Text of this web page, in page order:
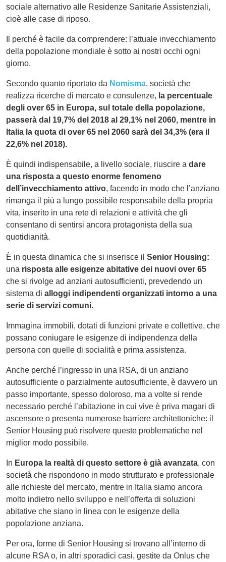
sociale alternativo alle Residenze Sanitarie Assistenziali,
cioè alle case di riposo.
Il perché è facile da comprendere: l’attuale invecchiamento
della popolazione mondiale è sotto ai nostri occhi ogni
giorno.
Secondo quanto riportato da Nomisma, società che
realizza ricerche di mercato e consulenze, la percentuale
degli over 65 in Europa, sul totale della popolazione,
passerà dal 19,7% del 2018 al 29,1% nel 2060, mentre in
Italia la quota di over 65 nel 2060 sarà del 34,3% (era il
22,6% nel 2018).
È quindi indispensabile, a livello sociale, riuscire a dare
una risposta a questo enorme fenomeno
dell’invecchiamento attivo, facendo in modo che l’anziano
rimanga il più a lungo possibile responsabile della propria
vita, inserito in una rete di relazioni e attività che gli
consentano di sentirsi ancora protagonista della sua
quotidianità.
È in questa dinamica che si inserisce il Senior Housing:
una risposta alle esigenze abitative dei nuovi over 65
che si rivolge ad anziani autosufficienti, prevedendo un
sistema di alloggi indipendenti organizzati intorno a una
serie di servizi comuni.
Immagina immobili, dotati di funzioni private e collettive, che
possano coniugare le esigenze di indipendenza della
persona con quelle di socialità e prima assistenza.
Anche perché l’ingresso in una RSA, di un anziano
autosufficiente o parzialmente autosufficiente, è davvero un
passo importante, spesso doloroso, ma a volte si rende
necessario perché l’abitazione in cui vive è priva magari di
ascensore o presenta numerose barriere architettoniche: il
Senior Housing può risolvere queste problematiche nel
miglior modo possibile.
In Europa la realtà di questo settore è già avanzata, con
società che rispondono in modo strutturato e professionale
alle richieste del mercato, mentre in Italia siamo ancora
molto indietro nello sviluppo e nell’offerta di soluzioni
abitative che siano in linea con le esigenze della
popolazione anziana.
Per ora, forme di Senior Housing si trovano all’interno di
alcune RSA o, in altri sporadici casi, gestite da Onlus che